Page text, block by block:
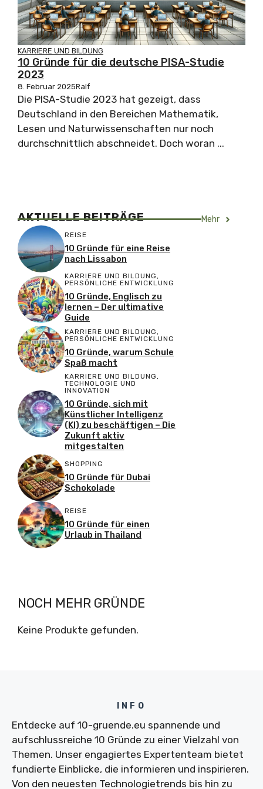
KARRIERE UND BILDUNG
10 Gründe für die deutsche PISA-Studie
2023
8. Februar 2025Ralf
Die PISA-Studie 2023 hat gezeigt, dass
Deutschland in den Bereichen Mathematik,
Lesen und Naturwissenschaften nur noch
durchschnittlich abschneidet. Doch woran ...
AKTUELLE BEITRÄGE Mehr
REISE
10 Gründe für eine Reise
nach Lissabon
KARRIERE UND BILDUNG,
PERSÖNLICHE ENTWICKLUNG
10 Gründe, Englisch zu
lernen – Der ultimative
Guide
KARRIERE UND BILDUNG ,
PERSÖNLICHE ENTWICKLUNG
10 Gründe, warum Schule
Spaß macht
KARRIERE UND BILDUNG,
TECHNOLOGIE UND
INNOVATION
10 Gründe, sich mit
Künstlicher Intelligenz
(KI) zu beschäftigen – Die
Zukunft aktiv
mitgestalten
SHOPPING
10 Gründe für Dubai
Schokolade
REISE
10 Gründe für einen
Urlaub in Thailand
NOCH MEHR GRÜNDE
Keine Produkte gefunden.
INFO
Entdecke auf 10-gruende.eu spannende und
aufschlussreiche 10 Gründe zu einer Vielzahl von
Themen. Unser engagiertes Expertenteam bietet
fundierte Einblicke, die informieren und inspirieren.
Von den neuesten Technologietrends bis hin zu